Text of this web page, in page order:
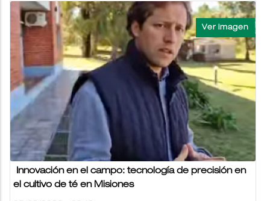
Innovación en el campo: tecnología de precisión en
el cultivo de té en Misiones